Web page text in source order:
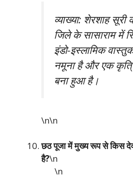
व्याख्या: शेरशाह सूरी
जिले के सासाराम में
इंडो-इस्लामिक
नमूना है और एक
बना हुआ है।
\n\n
छठ पूजा में मुख्य रूप से किस
है?\n
\n